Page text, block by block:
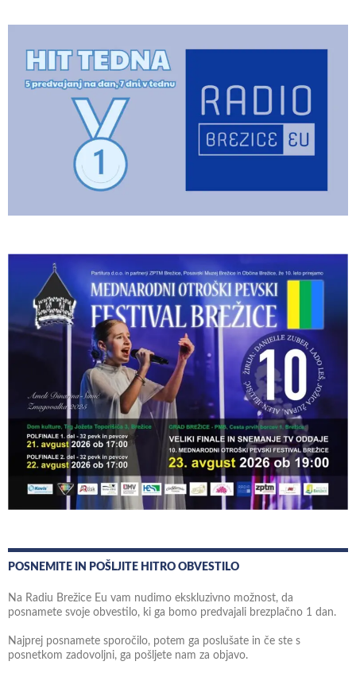
POSNEMITE IN POŠLJITE HITRO OBVESTILO
Na Radiu Brežice Eu vam nudimo ekskluzivno možnost, da
posnamete svoje obvestilo, ki ga bomo predvajali brezplačno 1 dan.
Najprej posnamete sporočilo, potem ga poslušate in če ste s
posnetkom zadovoljni, ga pošljete nam za objavo.